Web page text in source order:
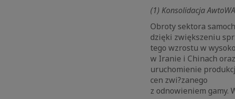
(1) Konsolidacja
Obroty sektora
dzięki zwiększeniu
tego wzrostu w
w Iranie i Chinach
uruchomienie
cen zwi?zanego
z odnowieniem gamy.